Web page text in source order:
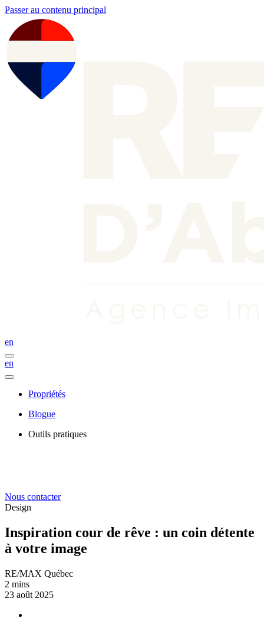
Passer au contenu principal
en
en
Propriétés
Blogue
Outils pratiques
Nous contacter
Design
Inspiration cour de rêve : un coin détente
à votre image
RE/MAX Québec
2 mins
23 août 2025